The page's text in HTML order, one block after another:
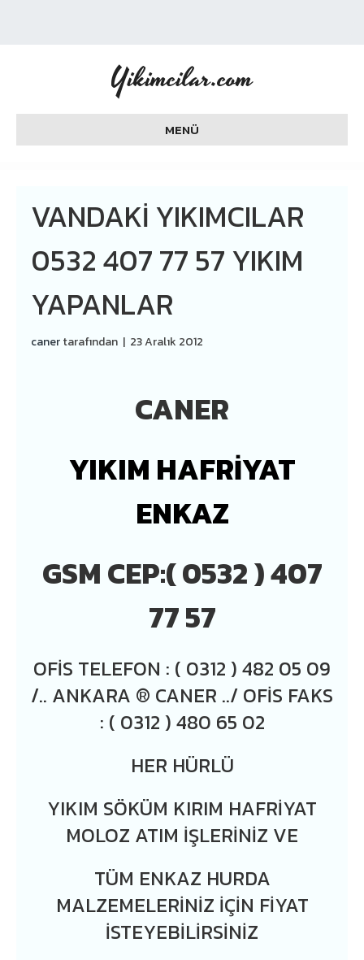
Yikimcilar.com
MENÜ
VANDAKI YIKIMCILAR
0532 407 77 57 YIKIM
YAPANLAR
canertarafından | 23 Aralık 2012
CANER
YIKIM HAFRİYAT
ENKAZ
GSM CEP:( 0532 ) 407
77 57
OFIS TELEFON : ( 0312 ) 482 05 09
/.. ANKARA ® CANER ../ OFIS FAKS
: ( 0312 ) 480 65 02
HER HÜRLÜ
YIKIM SÖKÜM KIRIM HAFRİYAT
MOLOZ ATIM İŞLERİNİZ VE
TÜM ENKAZ HURDA
MALZEMELERİNİZ İÇİN FİYAT
İSTEYEBİLİRSİNİZ